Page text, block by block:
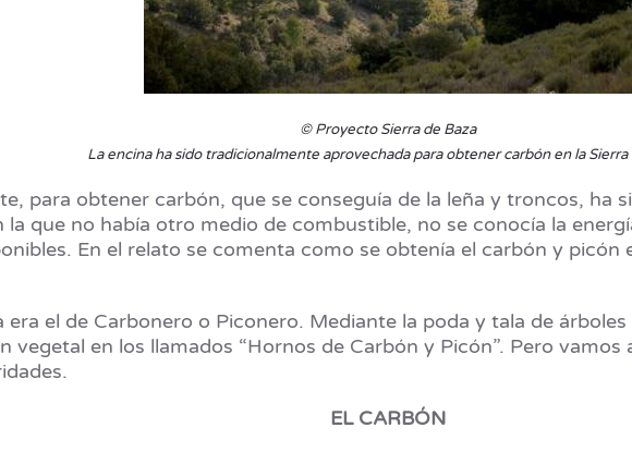
©Proyecto Sierra de Baza
La encina ha sido tradicionalmente aprovechada para obtener carbón en la Sierra
para obtener carbón, que se conseguía de la leña y troncos, ha
la que no había otro medio de combustible, no se conocía la
En el relato se comenta como se obtenía el carbón y
el de Carbonero o Piconero. Mediante la poda y tala de
vegetal en los llamados “Hornos de Carbón y Picón”. Pero
EL CARBÓN